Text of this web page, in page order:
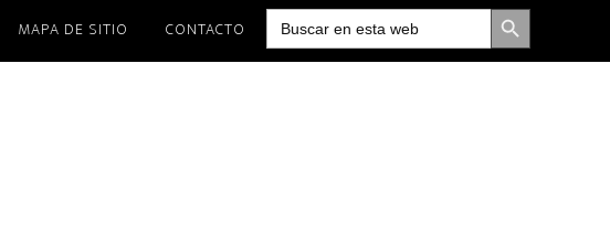
MAPA DE SITIO CONTACTO Buscar: BOTÓN DE BÚSQUEDA